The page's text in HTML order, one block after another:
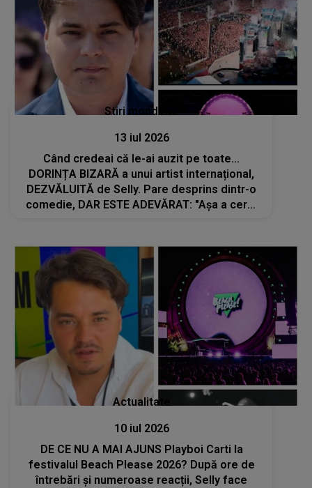
Stiri mondene
13 iul 2026
Când credeai că le-ai auzit pe toate...
DORINȚA BIZARĂ a unui artist internațional,
DEZVĂLUITĂ de Selly. Pare desprins dintr-o
comedie, DAR ESTE ADEVĂRAT: "Așa a cerut
Actualitate
10 iul 2026
DE CE NU A MAI AJUNS Playboi Carti la
festivalul Beach Please 2026? După ore de
întrebări și numeroase reacții, Selly face